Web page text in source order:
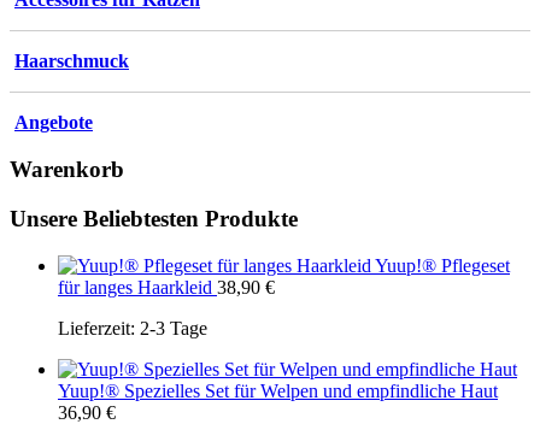
Haarschmuck
Angebote
Warenkorb
Unsere Beliebtesten Produkte
Yuup!® Pflegeset
für langes Haarkleid 38,90 €
Lieferzeit: 2-3 Tage
Yuup!® Spezielles Set für Welpen und empfindliche Haut
36,90 €